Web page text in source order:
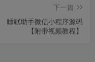
下一篇
睡眠助手微信小程序源码
【附带视频教程】